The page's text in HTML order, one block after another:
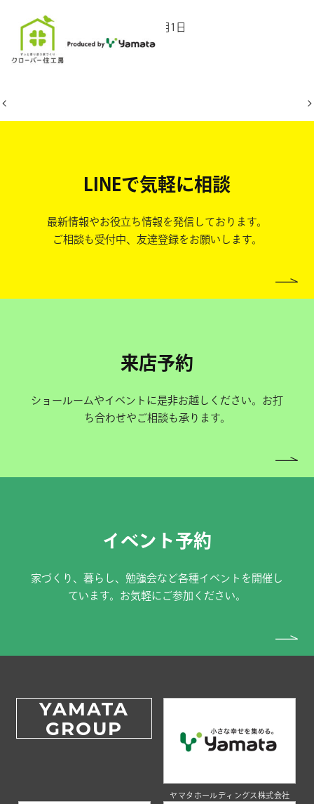
2025年8月1日
LINEで気軽に相談
最新情報やお役立ち情報を発信しております。
ご相談も受付中、友達登録をお願いします。
来店予約
ショールームやイベントに是非お越しください。お打
ち合わせやご相談も承ります。
イベント予約
家づくり、暮らし、勉強会など各種イベントを開催し
ています。お気軽にご参加ください。
YAMATA
GROUP
ヤマタホールディングス株式会社